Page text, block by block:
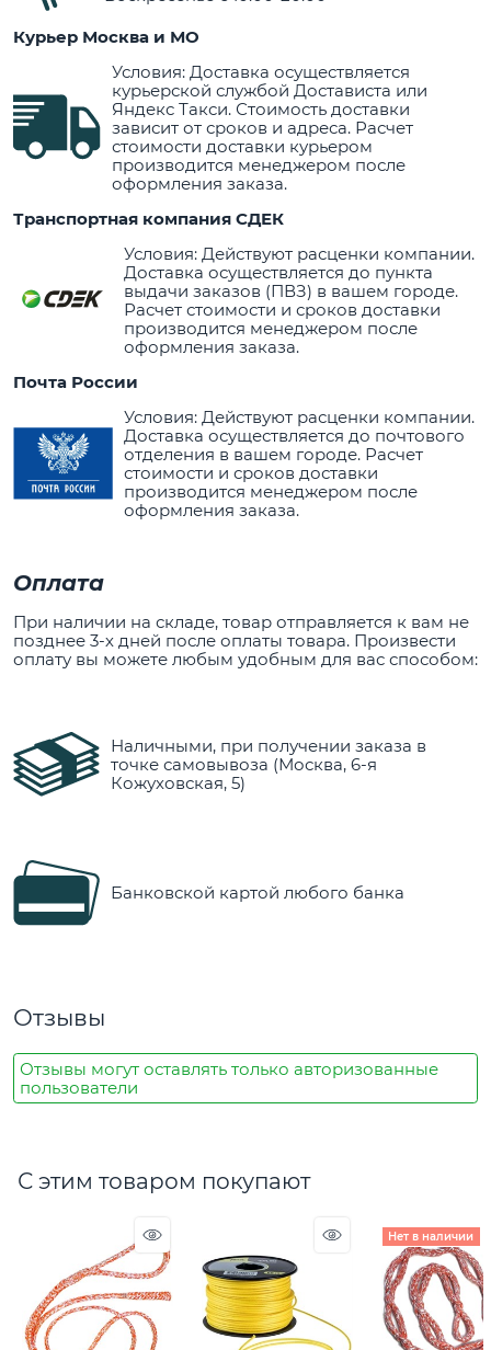
Курьер Москва и МО
Условия: Доставка осуществляется
курьерской службой Достависта или
Яндекс Такси. Стоимость доставки
зависит от сроков и адреса. Расчет
стоимости доставки курьером
производится менеджером после
оформления заказа.
Транспортная компания СДЕК
Условия: Действуют расценки компании.
Доставка осуществляется до пункта
выдачи заказов (ПВЗ) в вашем городе.
Расчет стоимости и сроков доставки
производится менеджером после
оформления заказа.
Почта России
Условия: Действуют расценки компании.
Доставка осуществляется до почтового
отделения в вашем городе. Расчет
стоимости и сроков доставки
производится менеджером после
оформления заказа.
Оплата
При наличии на складе, товар отправляется к вам не
позднее 3-х дней после оплаты товара. Произвести
оплату вы можете любым удобным для вас способом:
Наличными, при получении заказа в
точке самовывоза (Москва, 6-я
Кожуховская, 5)
Банковской картой любого банка
Отзывы
Отзывы могут оставлять только авторизованные
пользователи
С этим товаром покупают
Нет в наличии